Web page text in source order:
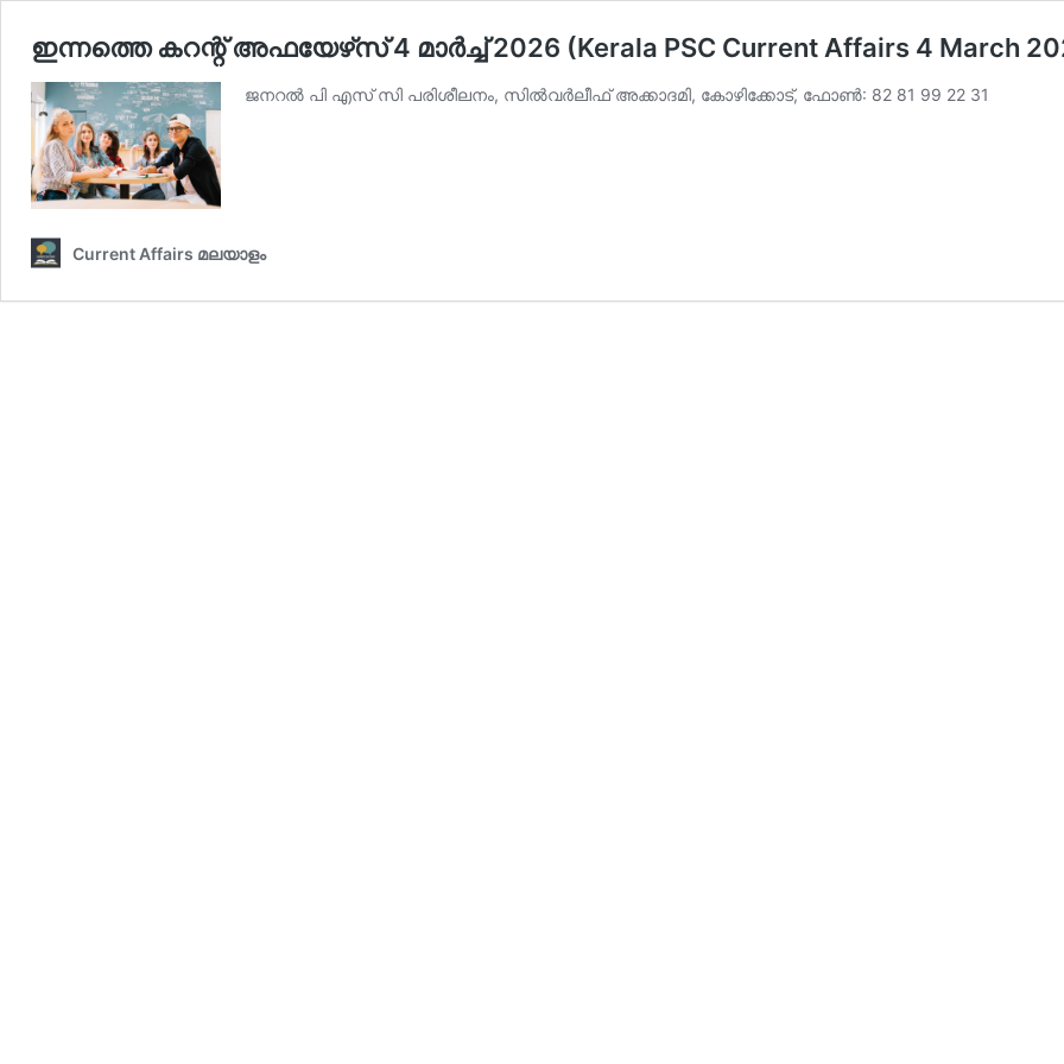
ഇന്നത്തെ കറന്റ് അഫയേഴ്‌സ് 4 മാര്‍ച്ച്‌ 2026 (Kerala PSC Current Affairs 4 March
ജനറല്‍ പി എസ് സി പരിശീലനം, സില്‍വര്‍ലീഫ് അക്കാദമി, കോഴിക്കോട്, ഫോണ്‍: 82 81 99 22 31
Current Affairs മലയാളം